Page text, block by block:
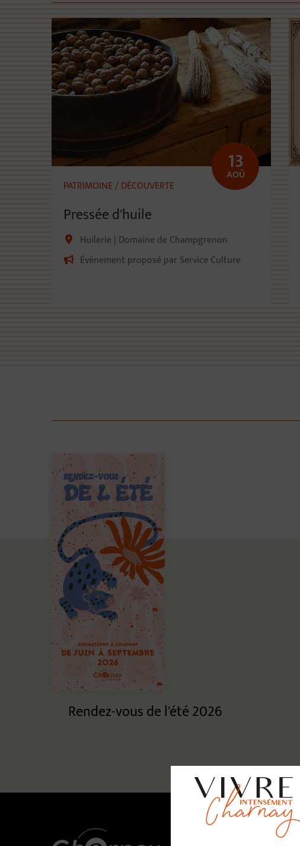
PATRIMOINE / DÉCOUVERTE
Pressée d'huile
Huilerie | Domaine de Champgrenon
Événement proposé par Service Culture
13
AOÛ
Rendez-vous de l'été 2026